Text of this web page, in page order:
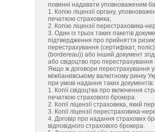
повинні надавати уповноваженим
1. Копію ліцензії органу,
печаткою страховика;
2. Копію ліцензії перестраховика-
3. Один із трьох таких пакетів
підтвердження про прийняття
перестрахування (сертифікат,
(bordereau)) або інший документ
або свідоцтво про
Якщо ж договори перестрахування
міжбанківському валютному ринку
при умові надання таких документів:
1. Копії свідоцтва про включення
печаткою страхового брокера.
2. Копії ліцензії страховика, який
3. Копії ліцензії перестраховика-
4. Договір про надання страхових
відповідного страхового брокера.